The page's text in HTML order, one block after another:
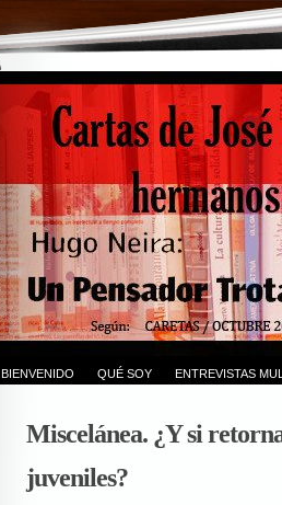
BIENVENIDO QUÉ SOY ENTREVISTAS
Miscelánea. ¿Y si
juveniles?